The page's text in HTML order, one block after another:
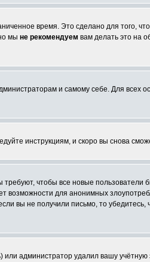
время. Это сделано для того,
мы не рекомендуем вам делать это на
и самому себе. Для всех
инструкциям, и скоро вы снова
чтобы все новые пользователи
возможности для анонимных
вы не получили письмо, то
администратор удалил вашу